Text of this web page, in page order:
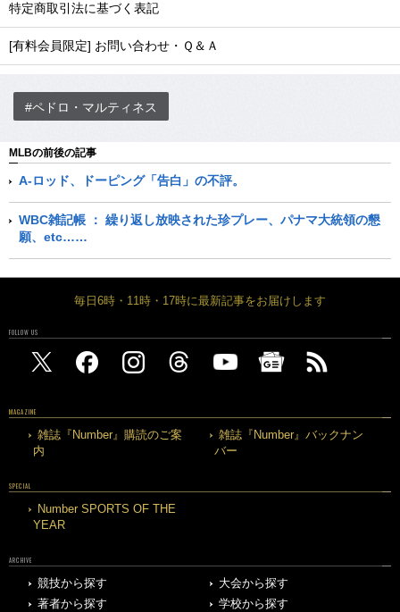
特定商取引法に基づく表記
[有料会員限定] お問い合わせ・Ｑ＆Ａ
#ペドロ・マルティネス
MLBの前後の記事
A-ロッド、ドーピング「告白」の不評。
WBC雑記帳 ： 繰り返し放映された珍プレー、パナマ大統領の懇
願、etc……
毎日6時・11時・17時に最新記事をお届けします
FOLLOW US
MAGAZINE
雑誌『Number』購読のご案
内
雑誌『Number』バックナン
バー
SPECIAL
Number SPORTS OF THE
YEAR
ARCHIVE
競技から探す
大会から探す
著者から探す
学校から探す